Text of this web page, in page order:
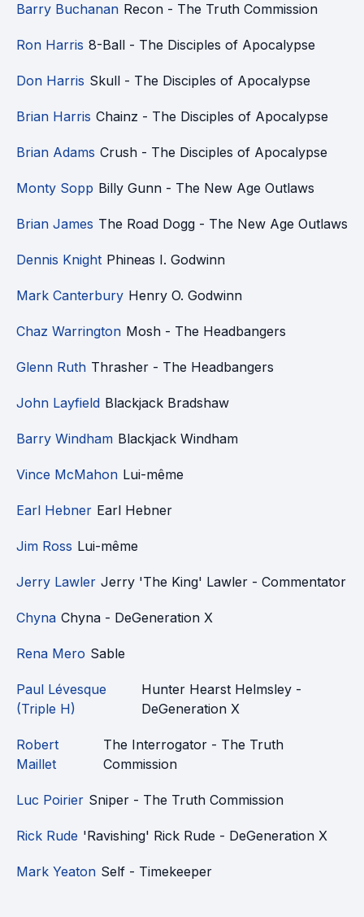
Barry Buchanan Recon - The Truth Commission
Ron Harris 8-Ball - The Disciples of Apocalypse
Don Harris Skull - The Disciples of Apocalypse
Brian Harris Chainz - The Disciples of Apocalypse
Brian Adams Crush - The Disciples of Apocalypse
Monty Sopp Billy Gunn - The New Age Outlaws
Brian James The Road Dogg - The New Age Outlaws
Dennis Knight Phineas I. Godwinn
Mark Canterbury Henry O. Godwinn
Chaz Warrington Mosh - The Headbangers
Glenn Ruth Thrasher - The Headbangers
John Layfield Blackjack Bradshaw
Barry Windham Blackjack Windham
Vince McMahon Lui-même
Earl Hebner Earl Hebner
Jim Ross Lui-même
Jerry Lawler Jerry 'The King' Lawler - Commentator
Chyna Chyna - DeGeneration X
Rena Mero Sable
Paul Lévesque
(Triple H)
Hunter Hearst Helmsley -
DeGeneration X
Robert
Maillet
The Interrogator - The Truth
Commission
Luc Poirier Sniper - The Truth Commission
Rick Rude 'Ravishing' Rick Rude - DeGeneration X
Mark Yeaton Self - Timekeeper